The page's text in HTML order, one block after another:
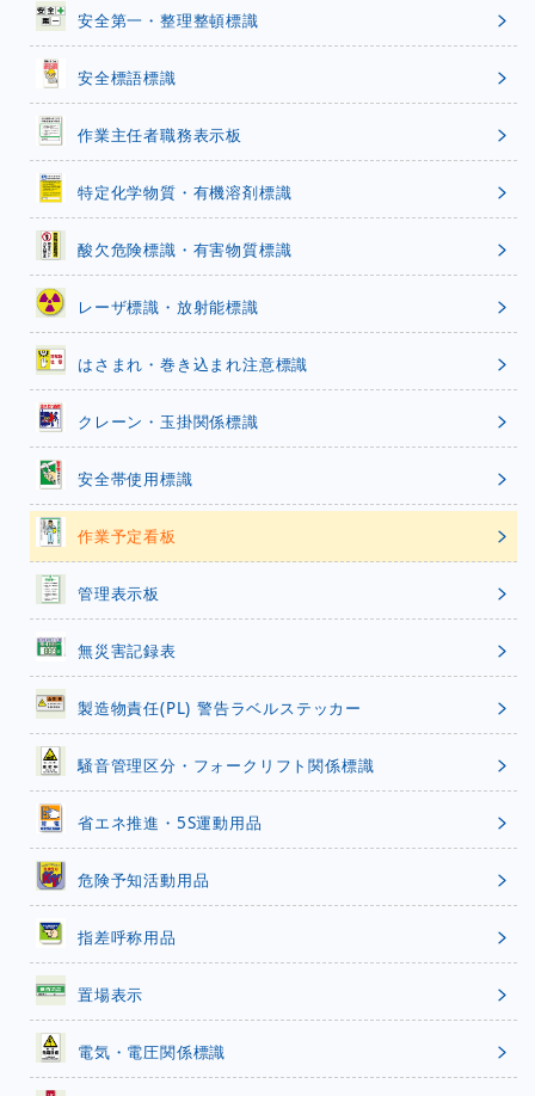
安全第一・整理整頓標識
安全標語標識
作業主任者職務表示板
特定化学物質・有機溶剤標識
酸欠危険標識・有害物質標識
レーザ標識・放射能標識
はさまれ・巻き込まれ注意標識
クレーン・玉掛関係標識
安全帯使用標識
作業予定看板
管理表示板
無災害記録表
製造物責任(PL) 警告ラベルステッカー
騒音管理区分・フォークリフト関係標識
省エネ推進・5S運動用品
危険予知活動用品
指差呼称用品
置場表示
電気・電圧関係標識